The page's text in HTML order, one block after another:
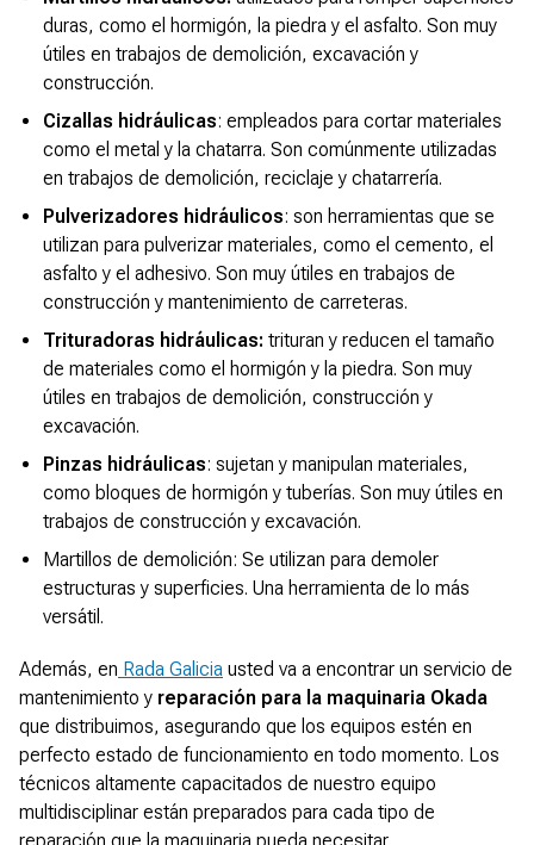
duras, como el hormigón, la piedra y el asfalto. Son muy
útiles en trabajos de demolición, excavación y
construcción.
Cizallas hidráulicas: empleados para cortar materiales
como el metal y la chatarra. Son comúnmente utilizadas
en trabajos de demolición, reciclaje y chatarrería.
Pulverizadores hidráulicos: son herramientas que se
utilizan para pulverizar materiales, como el cemento, el
asfalto y el adhesivo. Son muy útiles en trabajos de
construcción y mantenimiento de carreteras.
Trituradoras hidráulicas: trituran y reducen el tamaño
de materiales como el hormigón y la piedra. Son muy
útiles en trabajos de demolición, construcción y
excavación.
Pinzas hidráulicas: sujetan y manipulan materiales,
como bloques de hormigón y tuberías. Son muy útiles en
trabajos de construcción y excavación.
Martillos de demolición: Se utilizan para demoler
estructuras y superficies. Una herramienta de lo más
versátil.
Además, en Rada Galicia usted va a encontrar un servicio de
mantenimiento y reparación para la maquinaria Okada
que distribuimos, asegurando que los equipos estén en
perfecto estado de funcionamiento en todo momento. Los
técnicos altamente capacitados de nuestro equipo
multidisciplinar están preparados para cada tipo de